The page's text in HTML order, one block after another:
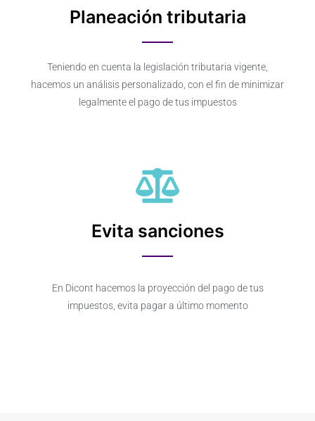
Planeación tributaria
Teniendo en cuenta la legislación tributaria vigente,
hacemos un análisis personalizado, con el fin de minimizar
legalmente el pago de tus impuestos
Evita sanciones
En Dicont hacemos la proyección del pago de tus
impuestos, evita pagar a último momento